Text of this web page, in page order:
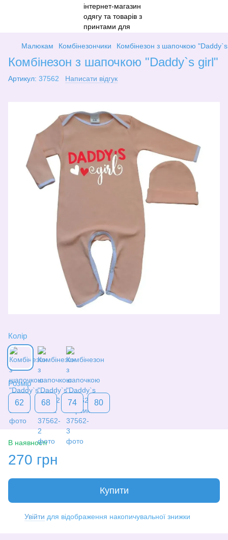
Малюкам Комбінезончики Комбінезон з шапочкою
Комбінезон з шапочкою "Daddy`s girl"
Артикул: 37562 Написати відгук
Колір
Розмір
62 68 74 80
В наявності
270 грн
Купити
Увійти для відображення накопичувальної знижки